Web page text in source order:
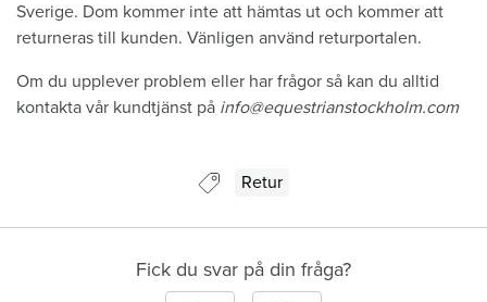
Sverige. Dom kommer inte att hämtas ut och kommer att
returneras till kunden. Vänligen använd returportalen.
Om du upplever problem eller har frågor så kan du alltid
kontakta vår kundtjänst på info@equestrianstockholm.com
Guide taggad med:
Retur
Fick du svar på din fråga?